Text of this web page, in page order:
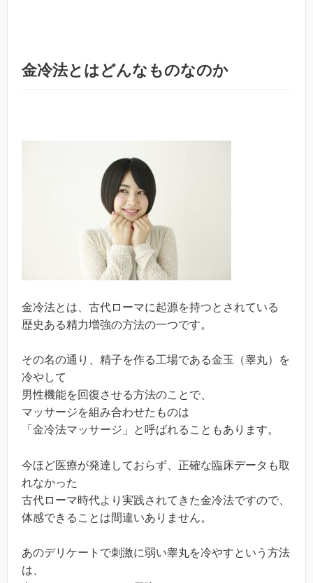
金冷法とはどんなものなのか
金冷法とは、古代ローマに起源を持つとされている
歴史ある精力増強の方法の一つです。
その名の通り、精子を作る工場である金玉（睾丸）を
冷やして
男性機能を回復させる方法のことで、
マッサージを組み合わせたものは
「金冷法マッサージ」と呼ばれることもあります。
今ほど医療が発達しておらず、正確な臨床データも取
れなかった
古代ローマ時代より実践されてきた金冷法ですので、
体感できることは間違いありません。
あのデリケートで刺激に弱い睾丸を冷やすという方法
は、